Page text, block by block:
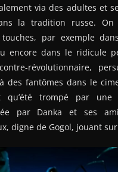
via des adultes et
la tradition russe.
touches, par exemple
encore dans le ridicule
révolutionnaire,
des fantômes dans le
qu’été trompé par une
par Danka et ses
digne de Gogol, jouant